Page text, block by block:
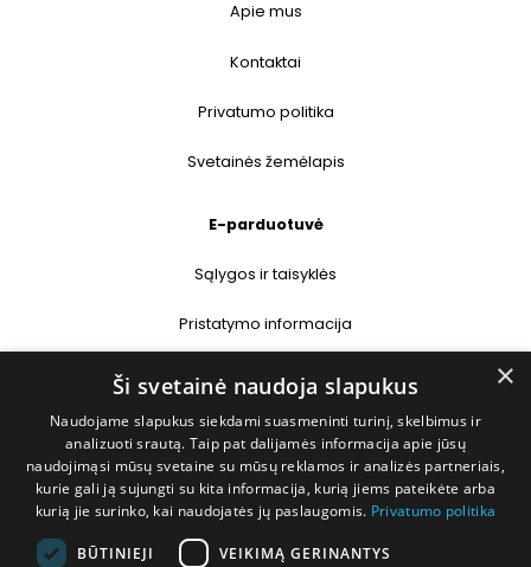
Apie mus
Kontaktai
Privatumo politika
Svetainės žemėlapis
E-parduotuvė
Sąlygos ir taisyklės
Pristatymo informacija
Prekių grąžinimas
Kontaktai
+370 677 31358
×
Ši svetainė naudoja slapukus
Naudojame slapukus siekdami suasmeninti turinį, skelbimus ir
analizuoti srautą. Taip pat dalijamės informacija apie jūsų
naudojimąsi mūsų svetaine su mūsų reklamos ir analizės partneriais,
kurie gali ją sujungti su kita informacija, kurią jiems pateikėte arba
kurią jie surinko, kai naudojatės jų paslaugomis. Privatumo politika
BŪTINIEJI VEIKIMĄ GERINANTYS